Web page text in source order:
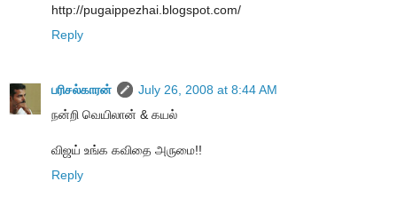
http://pugaippezhai.blogspot.com/
Reply
பரிசல்காரன்
July 26, 2008 at 8:44 AM
நன்றி வெயிலான் & கயல்
விஜய் உங்க கவிதை அருமை!!
Reply